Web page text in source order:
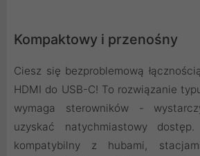
Kompaktowy i przenośny
Ciesz się bezproblemową
HDMI do USB-C! To rozwiązanie
wymaga sterowników -
uzyskać natychmiastowy
kompatybilny z hubami,